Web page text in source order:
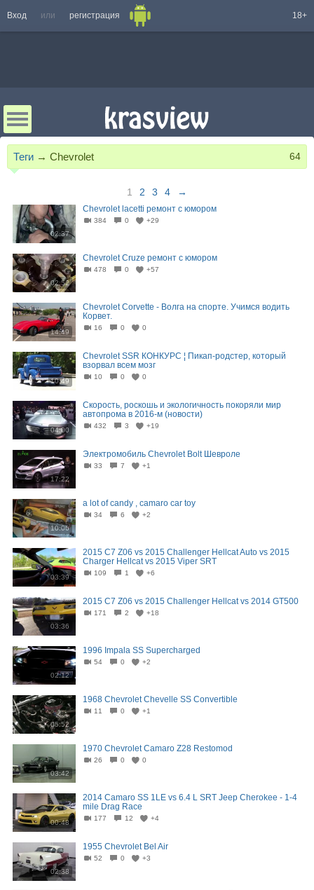
Вход или регистрация 18+
Теги → Chevrolet 64
1 2 3 4 →
02:37
Chevrolet lacetti ремонт с юмором
384 0 +29
02:52
Chevrolet Cruze ремонт с юмором
478 0 +57
14:49
Chevrolet Corvette - Волга на спорте. Учимся водить
Корвет.
16 0 0
10:49
Chevrolet SSR КОНКУРС ¦ Пикап-родстер, который
взорвал всем мозг
10 0 0
04:00
Скорость, роскошь и экологичность покоряли мир
автопрома в 2016-м (новости)
432 3 +19
17:22
Электромобиль Chevrolet Bolt Шевроле
33 7 +1
10:06
a lot of candy , camaro car toy
34 6 +2
03:39
2015 C7 Z06 vs 2015 Challenger Hellcat Auto vs 2015
Charger Hellcat vs 2015 Viper SRT
109 1 +6
03:36
2015 C7 Z06 vs 2015 Challenger Hellcat vs 2014 GT500
171 2 +18
02:12
1996 Impala SS Supercharged
54 0 +2
05:52
1968 Chevrolet Chevelle SS Convertible
11 0 +1
03:42
1970 Chevrolet Camaro Z28 Restomod
26 0 0
00:48
2014 Camaro SS 1LE vs 6.4 L SRT Jeep Cherokee - 1-4
mile Drag Race
177 12 +4
02:38
1955 Chevrolet Bel Air
52 0 +3